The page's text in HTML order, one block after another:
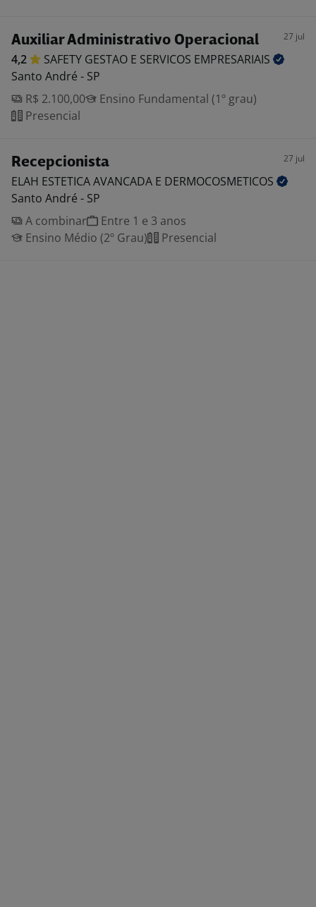
Auxiliar Administrativo Operacional 27 jul
4,2 SAFETY GESTAO E SERVICOS EMPRESARIAIS
Santo André - SP
R$ 2.100,00
Ensino Fundamental (1º grau)
Presencial
Recepcionista 27 jul
ELAH ESTETICA AVANCADA E DERMOCOSMETICOS
Santo André - SP
A combinar
Entre 1 e 3 anos
Ensino Médio (2º Grau)
Presencial